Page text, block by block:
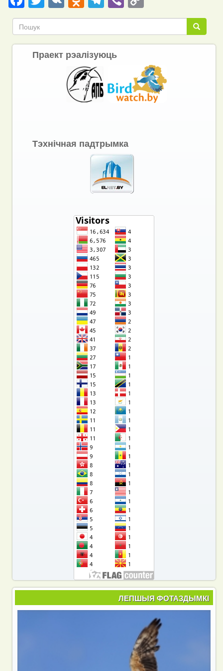
Link Пошук
Пошук
Праект рэалізуюць
Тэхнічная падтрымка
ЛЕПШЫЯ ФОТАЗДЫМКІ